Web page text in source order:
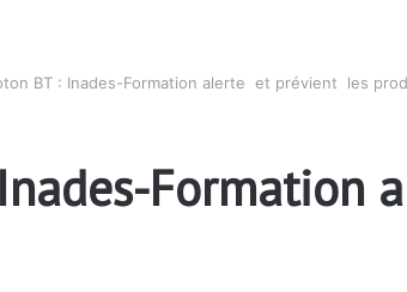
BT : Inades-Formation alerte et prévient les